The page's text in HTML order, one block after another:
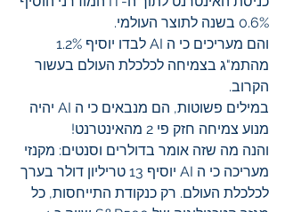
0.6% בשנה לתוצר העולמי.
מהתמ"ג בצמיחה לכלכלת העולם בעשור
הקרוב.
במילים פשוטות, הם מנבאים כי ה AI יהיה
מנוע צמיחה חזק פי 2 מהאינטרנט!
והנה מה שזה אומר בדולרים וסנטים: מקנזי
מעריכה כי ה AI יוסיף 13 טריליון דולר בערך
לכלכלת העולם. רק כנקודת התייחסות, כל